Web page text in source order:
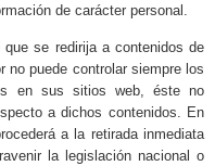
de carácter personal.
se redirija a contenidos de
no puede controlar siempre los
en sus sitios web, éste no
a dichos contenidos. En
a la retirada inmediata
la legislación nacional o